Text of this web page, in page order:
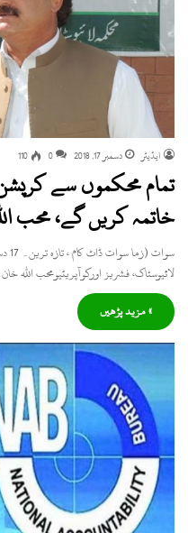
ایڈیٹر دسمبر 17, 2018 0
110
تمام محکموں سے
خاتمہ کریں گے، محب
لائیوسٹاک، فشریز اورکوآپریٹیومحب اللہ
» مزید پڑھیں